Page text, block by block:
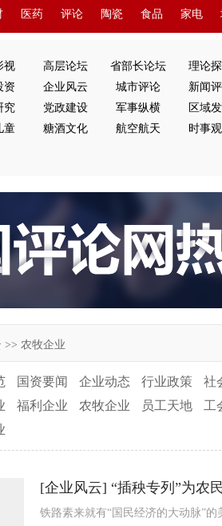
医药 评论 陶瓷 食品 家电
视 高层论坛 省部长论坛 理论
资 企业风云 城市评论 新闻
究 党政建设 军事纵横 区域
童 糖酒文化 航空航天 时事
>> 农牧企业
国资要闻 企业动态 行业政策 社
福利企业 农牧企业 员工天地 工
[企业风云] “插秧专列”为农
铁路素来就有“国民经济的大动脉”